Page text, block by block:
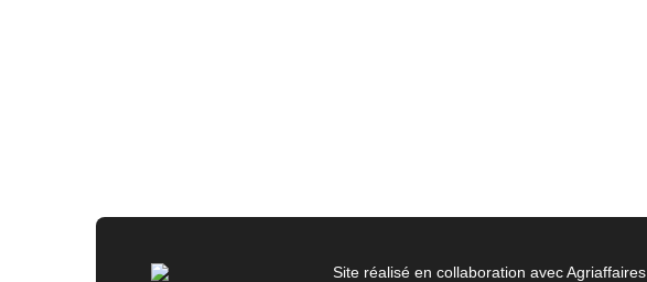
Site réalisé en collaboration avec Agriaffaires